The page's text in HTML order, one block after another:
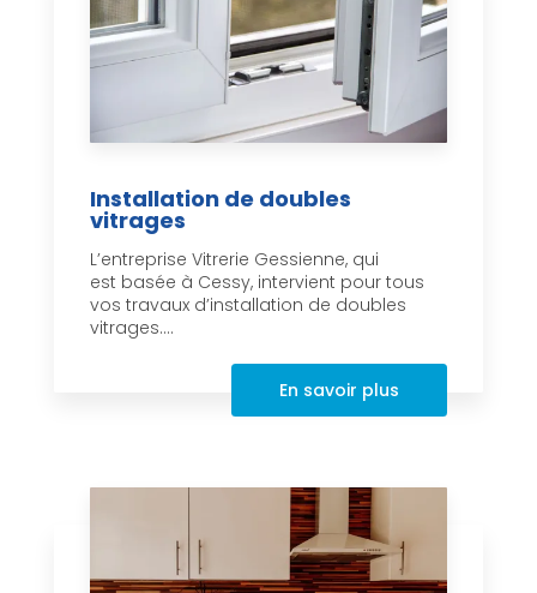
Installation de doubles
vitrages
L’entreprise Vitrerie Gessienne, qui
est basée à Cessy, intervient pour tous
vos travaux d’installation de doubles
vitrages....
En savoir plus